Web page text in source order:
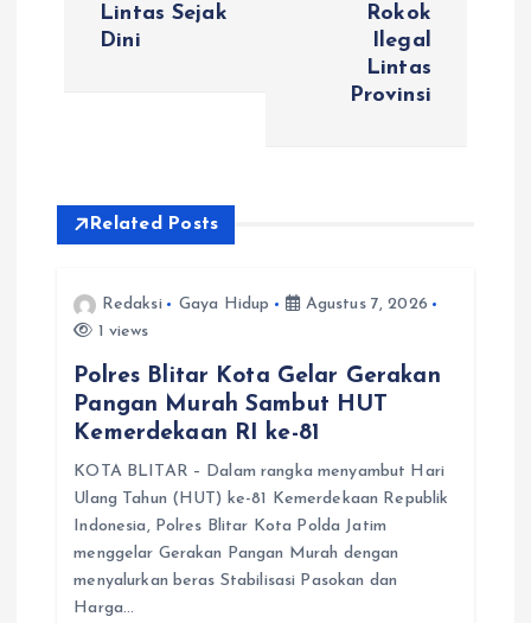
Lintas Sejak
Dini
Rokok
Ilegal
Lintas
Provinsi
Related Posts
Redaksi Gaya Hidup
Agustus 7, 2026
1 views
Polres Blitar Kota Gelar Gerakan
Pangan Murah Sambut HUT
Kemerdekaan RI ke-81
KOTA BLITAR – Dalam rangka menyambut Hari
Ulang Tahun (HUT) ke-81 Kemerdekaan Republik
Indonesia, Polres Blitar Kota Polda Jatim
menggelar Gerakan Pangan Murah dengan
menyalurkan beras Stabilisasi Pasokan dan
Harga…